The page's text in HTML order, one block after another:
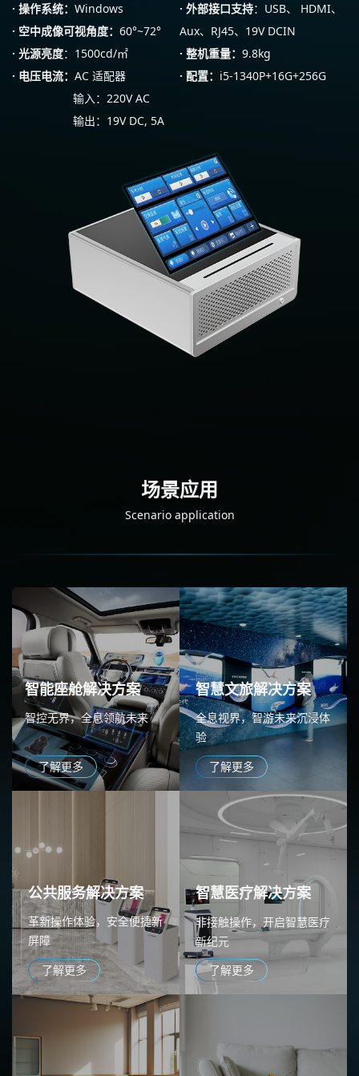
· 操作系统： Windows
· 空中成像可视角度： 60°~72°
· 光源亮度：1500cd/㎡
· 电压电流： AC 适配器
输入：220V AC
输出：19V DC, 5A
· 外部接口支持：USB、 HDMI、
Aux、RJ45、19V DCIN
· 整机重量： 9.8kg
· 配置： i5-1340P+16G+256G
场景应用
Scenario application
智能座舱解决方案
智控无界，全息领航未来
了解更多
智慧文旅解决方案
全息视界，智游未来沉浸体
验
了解更多
公共服务解决方案
革新操作体验，安全便捷新
屏障
了解更多
智慧医疗解决方案
非接触操作，开启智慧医疗
新纪元
了解更多